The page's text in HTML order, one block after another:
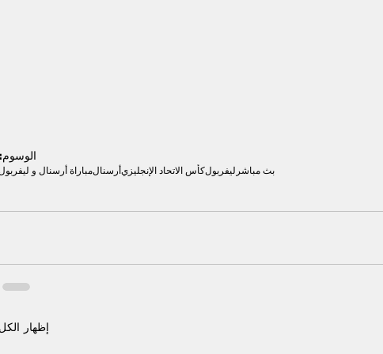
بث مباشر ليفربولكأس الاتحاد الإنجليزيأرسنالمباراة أرسنال و ليفربول
إظهار الكل